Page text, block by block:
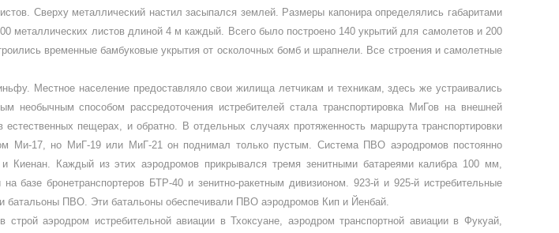
Сверху металлический настил засыпался зем­лей. Размеры капонира определялись габаритами
листов длиной 4 м каждый. Всего было построено 140 укрытий для самолетов и 200
временные бамбуковые укрытия от осколочных бомб и шрапнели. Все строения и са­молетные
Местное население предоставляло свои жили­ща летчикам и техникам, здесь же устраивались
нео­бычным способом рассредоточения истребителей стала транспортировка МиГов на внешней
пещерах, и обратно. В отдельных случаях протяженность маршрута транспортировки
Ми-17, но МиГ-19 или МиГ-21 он поднимал только пустым. Система ПВО аэродромов постоян­но
Каждый из этих аэродромов прикрывался тре­мя зенитными батареями калибра 100 мм,
бро­нетранспортеров БТР-40 и зенитно-ракетным дивизионом. 923-й и 925-й истребительные
батальоны ПВО. Эти батальоны обеспечивали ПВО аэродромов Кип и Йенбай.
аэродром истребительной авиации в Тхоксуане, аэродром транспортной авиации в Фукуай,